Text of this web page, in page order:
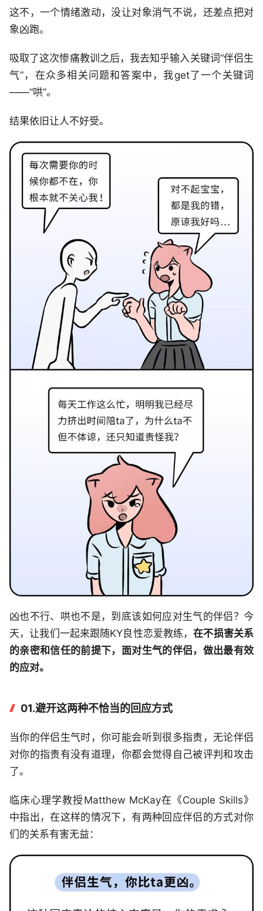
这不，一个情绪激动，没让对象消气不说，还差点把对
象凶跑。
吸取了这次惨痛教训之后，我去知乎输入关键词“伴侣生
气”，在众多相关问题和答案中，我get了一个关键词
——“哄”。
结果依旧让人不好受。
凶也不行、哄也不是，到底该如何应对生气的伴侣？今
天，让我们一起来跟随KY良性恋爱教练，在不损害关系
的亲密和信任的前提下，面对生气的伴侣，做出最有效
的应对。
01.避开这两种不恰当的回应方式
当你的伴侣生气时，你可能会听到很多指责，无论伴侣
对你的指责有没有道理，你都会觉得自己被评判和攻击
了。
临床心理学教授Matthew McKay在《Couple Skills》
中指出，在这样的情况下，有两种回应伴侣的方式对你
们的关系有害无益：